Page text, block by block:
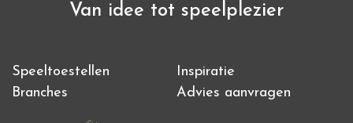
Van idee tot speelplezier
Speeltoestellen
Inspiratie
Branches
Advies aanvragen